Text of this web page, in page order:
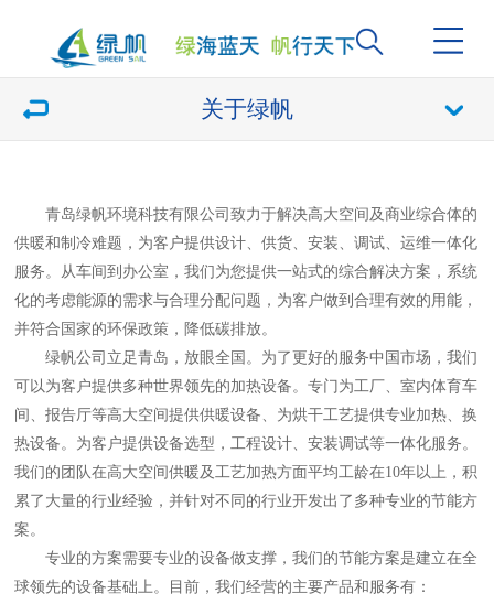
关于绿帆
青岛绿帆环境科技有限公司致力于解决高大空间及商业综合体的
供暖和制冷难题，为客户提供设计、供货、安装、调试、运维一体化
服务。从车间到办公室，我们为您提供一站式的综合解决方案，系统
化的考虑能源的需求与合理分配问题，为客户做到合理有效的用能，
并符合国家的环保政策，降低碳排放。
绿帆公司立足青岛，放眼全国。为了更好的服务中国市场，我们
可以为客户提供多种世界领先的加热设备。专门为工厂、室内体育车
间、报告厅等高大空间提供供暖设备、为烘干工艺提供专业加热、换
热设备。为客户提供设备选型，工程设计、安装调试等一体化服务。
我们的团队在高大空间供暖及工艺加热方面平均工龄在10年以上，积
累了大量的行业经验，并针对不同的行业开发出了多种专业的节能方
案。
专业的方案需要专业的设备做支撑，我们的节能方案是建立在全
球领先的设备基础上。目前，我们经营的主要产品和服务有：